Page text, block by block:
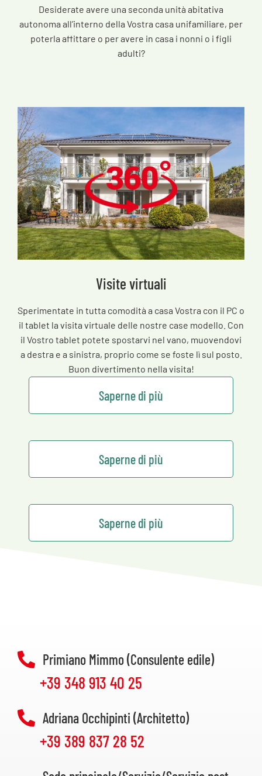
Desiderate avere una seconda unità abitativa
autonoma all’interno della Vostra casa unifamiliare, per
poterla affittare o per avere in casa i nonni o i figli
adulti?
Visite virtuali
Sperimentate in tutta comodità a casa Vostra con il PC o
il tablet la visita virtuale delle nostre case modello. Con
il Vostro tablet potete spostarvi nel vano, muovendovi
a destra e a sinistra, proprio come se foste lì sul posto.
Buon divertimento nella visita!
Saperne di più
Saperne di più
Saperne di più
Primiano Mimmo (Consulente edile)
+39 348 913 40 25
Adriana Occhipinti (Architetto)
+39 389 837 28 52